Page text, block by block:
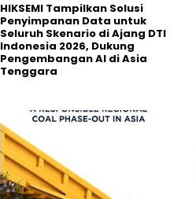
HIKSEMI Tampilkan Solusi
Penyimpanan Data untuk
Seluruh Skenario di Ajang DTI
Indonesia 2026, Dukung
Pengembangan AI di Asia
Tenggara